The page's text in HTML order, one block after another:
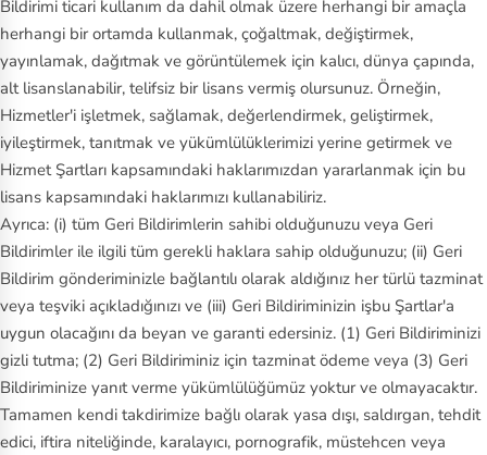
Bildirimi ticari kullanım da dahil olmak üzere herhangi bir amaçla
herhangi bir ortamda kullanmak, çoğaltmak, değiştirmek,
yayınlamak, dağıtmak ve görüntülemek için kalıcı, dünya çapında,
alt lisanslanabilir, telifsiz bir lisans vermiş olursunuz. Örneğin,
Hizmetler'i işletmek, sağlamak, değerlendirmek, geliştirmek,
iyileştirmek, tanıtmak ve yükümlülüklerimizi yerine getirmek ve
Hizmet Şartları kapsamındaki haklarımızdan yararlanmak için bu
lisans kapsamındaki haklarımızı kullanabiliriz.
Ayrıca: (i) tüm Geri Bildirimlerin sahibi olduğunuzu veya Geri
Bildirimler ile ilgili tüm gerekli haklara sahip olduğunuzu; (ii) Geri
Bildirim gönderiminizle bağlantılı olarak aldığınız her türlü tazminat
veya teşviki açıkladığınızı ve (iii) Geri Bildiriminizin işbu Şartlar'a
uygun olacağını da beyan ve garanti edersiniz. (1) Geri Bildiriminizi
gizli tutma; (2) Geri Bildiriminiz için tazminat ödeme veya (3) Geri
Bildiriminize yanıt verme yükümlülüğümüz yoktur ve olmayacaktır.
Tamamen kendi takdirimize bağlı olarak yasa dışı, saldırgan, tehdit
edici, iftira niteliğinde, karalayıcı, pornografik, müstehcen veya